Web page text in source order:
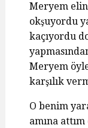
Meryem
okşuyordu
kaçıyordu
Meryem
karşılık
O benim
amına